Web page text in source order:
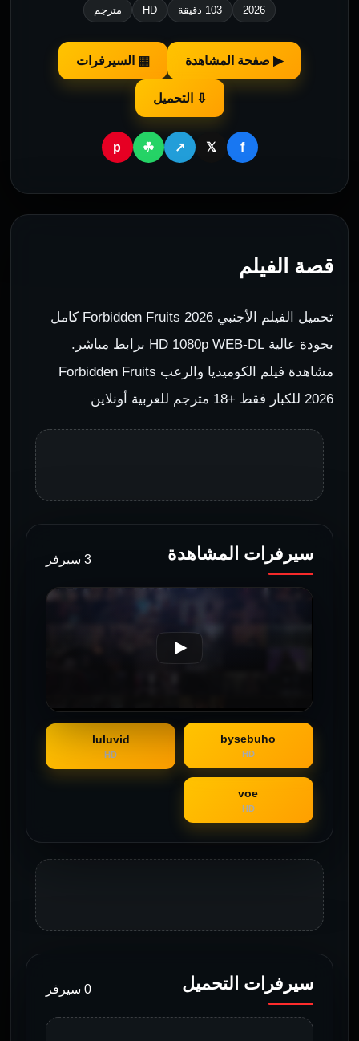
2026 103 دقيقة HD مترجم
▶ صفحة المشاهدة ▦ السيرفرات
⇩ التحميل
f
𝕏
↗
☘
p
قصة الفيلم
تحميل الفيلم الأجنبي Forbidden Fruits 2026 كامل
بجودة عالية HD 1080p WEB-DL برابط مباشر.
مشاهدة فيلم الكوميديا والرعب Forbidden Fruits
2026 للكبار فقط +18 مترجم للعربية أونلاين
سيرفرات المشاهدة 3 سيرفر
bysebuho
HD
luluvid
HD
voe
HD
سيرفرات التحميل 0 سيرفر